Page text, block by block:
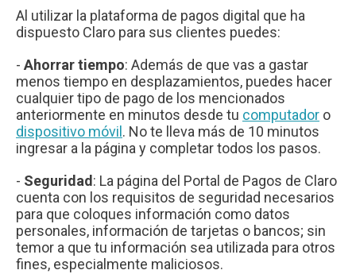
Al utilizar la plataforma de pagos digital que ha
dispuesto Claro para sus clientes puedes:
- Ahorrar tiempo: Además de que vas a gastar
menos tiempo en desplazamientos, puedes hacer
cualquier tipo de pago de los mencionados
anteriormente en minutos desde tu computador o
dispositivo móvil . No te lleva más de 10 minutos
ingresar a la página y completar todos los pasos.
- Seguridad: La página del Portal de Pagos de Claro
cuenta con los requisitos de seguridad necesarios
para que coloques información como datos
personales, información de tarjetas o bancos; sin
temor a que tu información sea utilizada para otros
fines, especialmente maliciosos.